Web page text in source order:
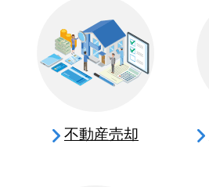
不動産売却